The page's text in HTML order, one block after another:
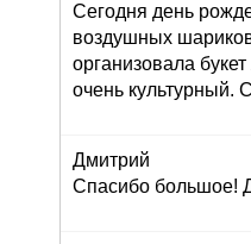
Сегодня день
воздушных
организовала
очень культурный.
Дмитрий
Спасибо большое!